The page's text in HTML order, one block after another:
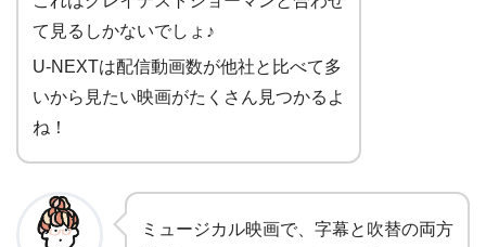
て見るしかないでしょ♪
U-NEXTは配信動画数が他社と比べて多
いから見たい映画がたくさん見つかるよ
ね！
ミュージカル映画で、字幕と吹替の両方